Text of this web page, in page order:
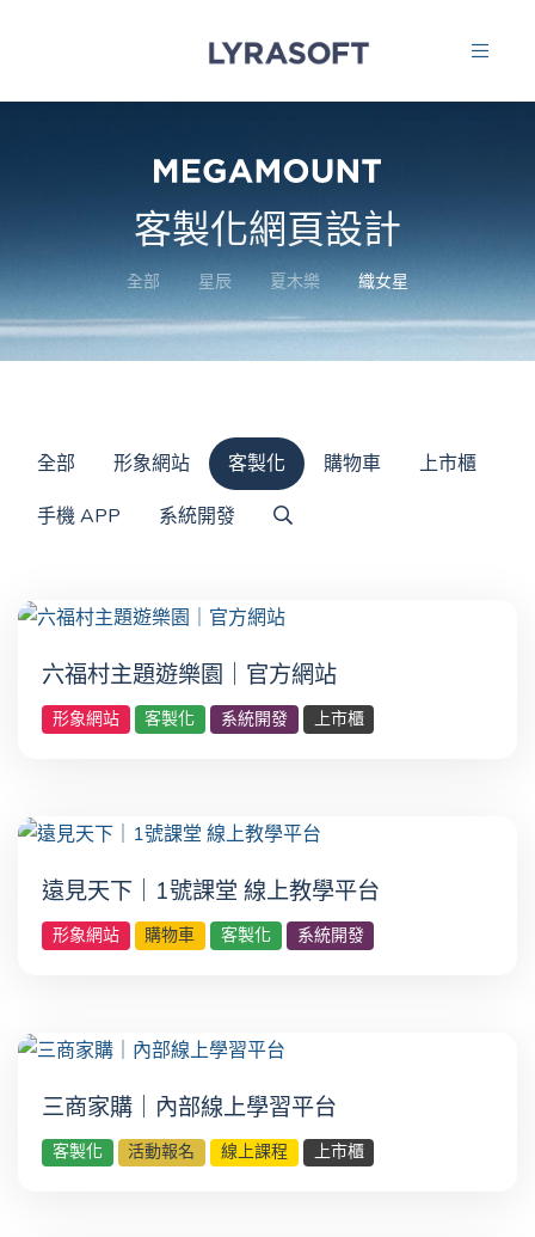
客製化網頁設計
全部 星辰 夏木樂 織女星
全部 形象網站 客製化 購物車
上市櫃
手機 APP
系統開發
六福村主題遊樂園｜官方網站
形象網站 客製化 系統開發 上市櫃
遠見天下｜1號課堂 線上教學平台
形象網站 購物車 客製化 系統開發
三商家購｜內部線上學習平台
客製化 活動報名 線上課程 上市櫃